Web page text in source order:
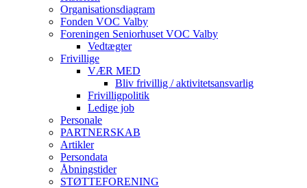
Organisationsdiagram
Fonden VOC Valby
Foreningen Seniorhuset VOC Valby
Vedtægter
Frivillige
VÆR MED
Bliv frivillig / aktivitetsansvarlig
Frivilligpolitik
Ledige job
Personale
PARTNERSKAB
Artikler
Persondata
Åbningstider
STØTTEFORENING